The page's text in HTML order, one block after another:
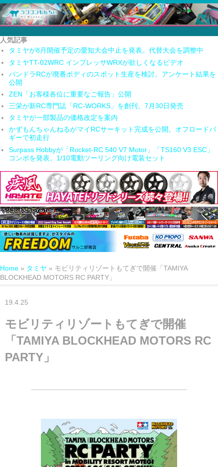
人気記事
タミヤが8月開催予定の愛知大会中止を発表。代替大会を調整中
タミヤTT-02WRC インプレッサWRXが欲しくなるビデオ
パンドラRCが廃番ボディのスポット生産を検討。アンケート結果を
公開
ZEN「お客様各位に重要なご報告」公開
三栄が新RC専門誌「RC-WORKS」を創刊。7月30日発売
タミヤが一部製品の価格改定を案内
かずもんちゃんねるがマイRCサーキット完成を公開。オフロードバ
ギーで初走行
Surpass Hobbyが「Rocket-RC 540 V7 Motor」「TS160 V3 ESC」
コンボを発表。1/10電動ツーリング向け電装セット
Home » タミヤ » モビリティリゾートもてぎで開催「TAMIYA
BLOCKHEAD MOTORS RC PARTY」
19.4.25
モビリティリゾートもてぎで開催
「TAMIYA BLOCKHEAD MOTORS RC
PARTY」